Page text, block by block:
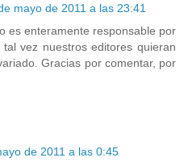
mayo de 2011 a las 23:41
es enteramente responsable por
vez nuestros editores quieran
Gracias por comentar, por
de 2011 a las 0:45